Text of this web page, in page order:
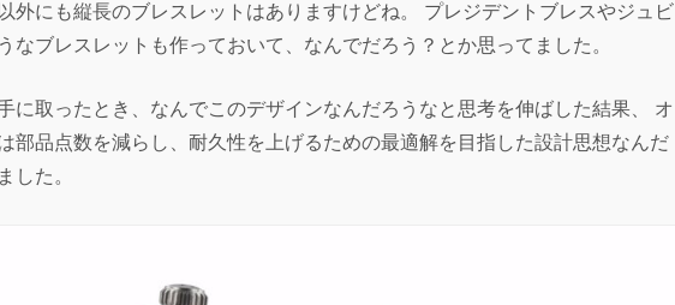
外にも縦長のブレスレットはありますけどね。 プレジデントブレスやジュビ
なブレスレットも作っておいて、なんでだろう？とか思ってました。
に取ったとき、なんでこのデザインなんだろうなと思考を伸ばした結果、 オ
部品点数を減らし、耐久性を上げるための最適解を目指した設計思想なんだ
した。